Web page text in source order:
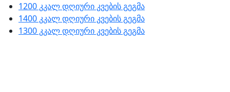
1200 კკალ დღიური კვების გეგმა
1400 კკალ დღიური კვების გეგმა
1300 კკალ დღიური კვების გეგმა